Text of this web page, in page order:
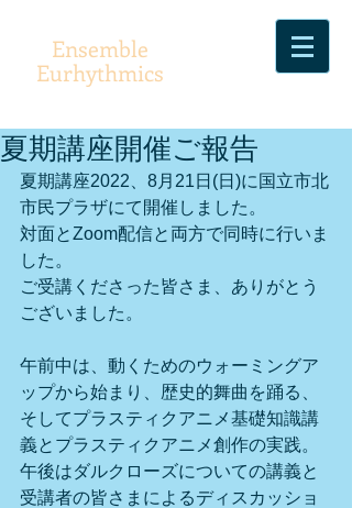
Ensemble
Eurhythmics
夏期講座開催ご報告
夏期講座2022、8月21日(日)に国立市北
市民プラザにて開催しました。
対面とZoom配信と両方で同時に行いま
した。
ご受講くださった皆さま、ありがとう
ございました。
午前中は、動くためのウォーミングア
ップから始まり、歴史的舞曲を踊る、
そしてプラスティクアニメ基礎知識講
義とプラスティクアニメ創作の実践。
午後はダルクローズについての講義と
受講者の皆さまによるディスカッショ